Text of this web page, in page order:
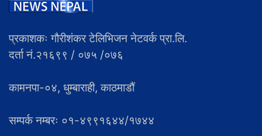
प्रकाशकः गौरीशंकर टेलिभिजन नेटवर्क प्रा.लि.
दर्ता नं.२१६९९ / ०७५ /०७६
कामनपा-०४, धुम्बाराही, काठमाडौं
सम्पर्क नम्बरः ०१-४९९१६४४/१७४४